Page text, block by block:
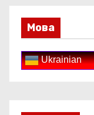
Мова
Ukrainian